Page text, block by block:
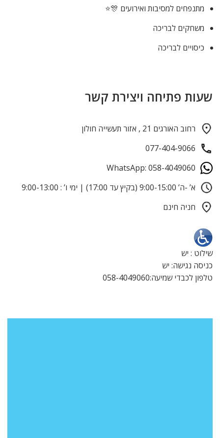
מתנפחים למסיבות ואירועים 🎊⭐
משחקים לבריכה
כיסויים לבריכה
שעות פתיחה ויצירת קשר
רחוב האורגים 21 , אזור תעשייה חולון
077-404-9066
WhatsApp: 058-4049060
א’ -ה’ 9:00-15:00 (בקיץ עד 17:00) | ימי ו’ : 9:00-13:00
חניה חינם
שילוט : יש
כניסה נגישה: יש
טלפון לכבדי שמיעה:058-4049060